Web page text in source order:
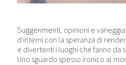
Suggerimenti, opinioni e
d'interni con la speranza di
e divertenti i luoghi che fanno da
Uno sguardo spesso ironico al